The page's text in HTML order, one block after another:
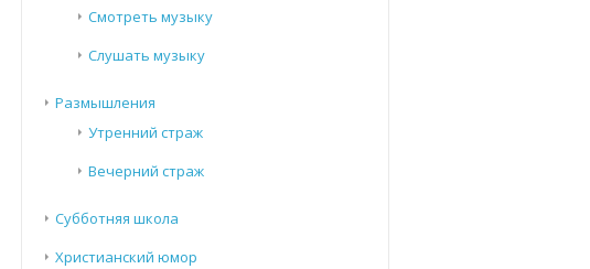
Смотреть музыку
Слушать музыку
Размышления
Утренний страж
Вечерний страж
Субботняя школа
Христианский юмор